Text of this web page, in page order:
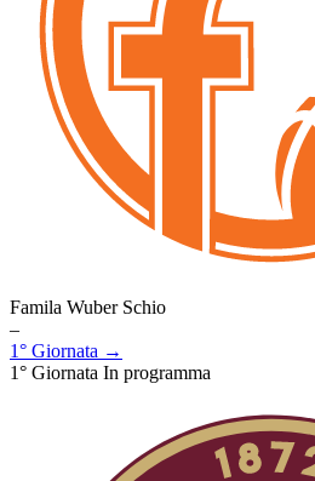
Famila Wuber Schio
–
1° Giornata →
1° Giornata In programma